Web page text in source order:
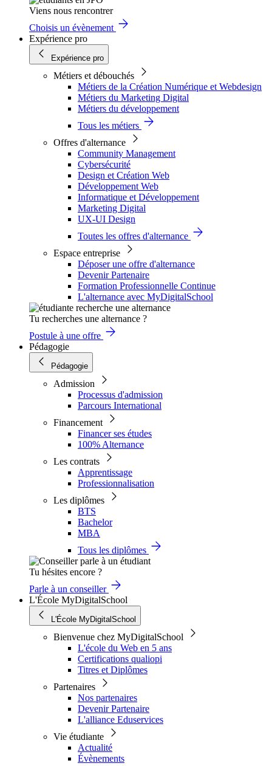
Viens nous rencontrer
Choisis un évènement
Expérience pro
Expérience pro
Métiers et débouchés
Métiers de la Création Numérique et Webdesign
Métiers du Marketing Digital
Métiers du développement
Tous les métiers
Offres d'alternance
Community Management
Cybersécurité
Design et Création Web
Développement Web
Informatique et Développement
Marketing Digital
UX-UI Design
Toutes les offres d'alternance
Espace entreprise
Déposer une offre d'alternance
Devenir Partenaire
Formation Professionnelle Continue
L'alternance avec MyDigitalSchool
Tu recherches une alternance ?
Postule à une offre
Pédagogie
Pédagogie
Admission
Processus d'admission
Parcours International
Financement
Financer ses études
100% Alternance
Les contrats
Apprentissage
Professionnalisation
Les diplômes
BTS
Bachelor
MBA
Tous les diplômes
Tu hésites encore ?
Parle à un conseiller
L'École MyDigitalSchool
L'École MyDigitalSchool
Bienvenue chez MyDigitalSchool
L'école du Web en 5 ans
Certifications qualiopi
Titres et Diplômes
Partenaires
Nos partenaires
Devenir Partenaire
L'alliance Eduservices
Vie étudiante
Actualité
Évènements